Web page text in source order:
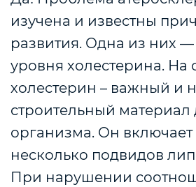
изучена и известны
развития. Одна из них
уровня холестерина. На
холестерин – важный и
строительный
организма. Он включает
несколько подвидов
При нарушении